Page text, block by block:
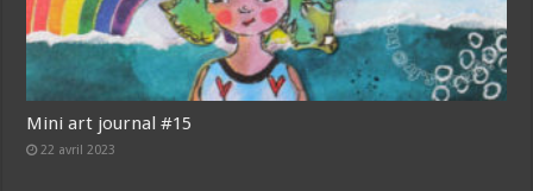
Mini art journal #15
22 avril 2023